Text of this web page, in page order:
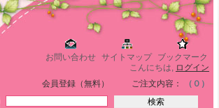
お問い合わせ サイトマップ
ブックマーク
こんにちは,
ログイン
ご注文内容： （０）
会員登録（無料）